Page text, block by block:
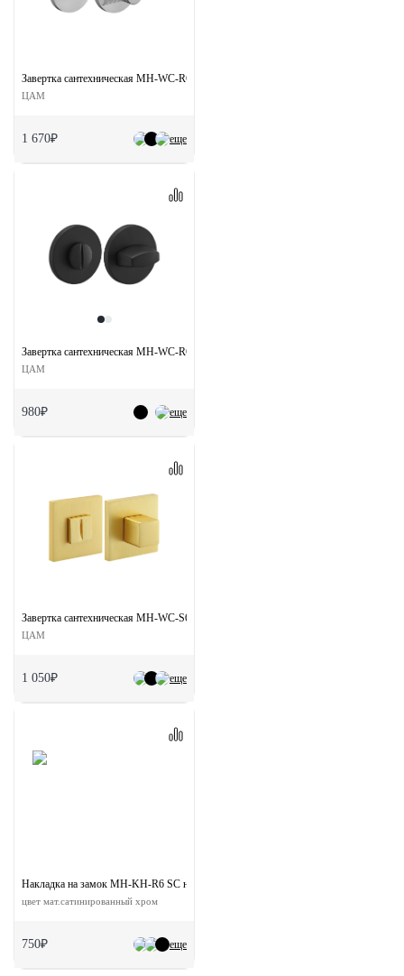
еще
Завертка сантехническая MH-WC-R6T MSC на круглой розетке цвет
ЦАМ
1 670₽
еще
Завертка сантехническая MH-WC-R6 BL на круглой розетке цвет черный
ЦАМ
980₽
еще
Завертка сантехническая MH-WC-S6 MSG на квадратной розетке цвет матовое
ЦАМ
1 050₽
еще
Накладка на замок MH-KH-R6 SC на круглой розетке 6 мм
цвет мат.сатинированный хром
750₽